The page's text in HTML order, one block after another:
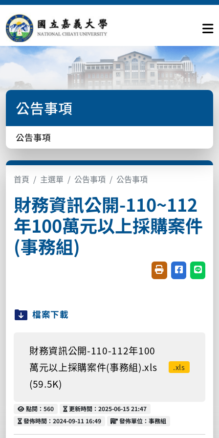
公告事項
公告事項
首頁 主選單 公告事項 公告事項
財務資訊公開-110~112
年100萬元以上採購案件
(事務組)
友善列印(開新視
分享至臉書
分享
檔案下載
財務資訊公開-110-112年100
萬元以上採購案件(事務組).xls
(59.5K)
.xls
點閱
點閱：560 更新時間
更新時間：2025-06-15 21:47
發佈時間
發佈時間：2024-09-11 16:49 發佈單位
發佈單位：事務組